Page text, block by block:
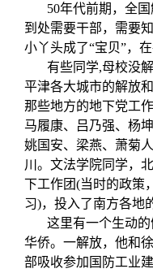
50年代前期，全
到处需要干部，需要
小丫头成了“宝贝”，
有些同学,母校没
平津各大城市的解放
那些地方的地下党工
马履康、吕乃强、杨
姚国安、梁燕、萧菊
川。文法学院同学，
下工作团(当时的政策
习)，投入了南方各地
这里有一个生动
华侨。一解放，他和
部吸收参加国防工业